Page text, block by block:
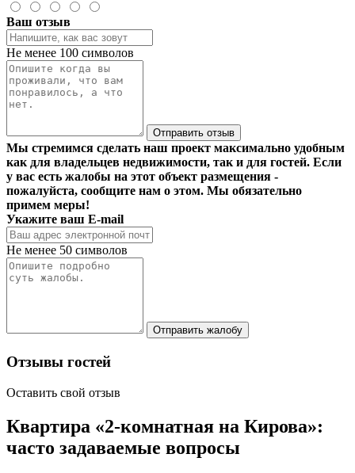
Ваш отзыв
Не менее 100 символов
Отправить отзыв
Мы стремимся сделать наш проект максимально удобным
как для владельцев недвижимости, так и для гостей. Если
у вас есть жалобы на этот объект размещения -
пожалуйста, сообщите нам о этом. Мы обязательно
примем меры!
Укажите ваш E-mail
Не менее 50 символов
Отправить жалобу
Отзывы гостей
Оставить свой отзыв
Квартира «2-комнатная на Кирова»:
часто задаваемые вопросы